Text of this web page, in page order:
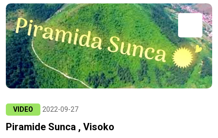
VIDEO 2022-09-27
Piramide Sunca , Visoko